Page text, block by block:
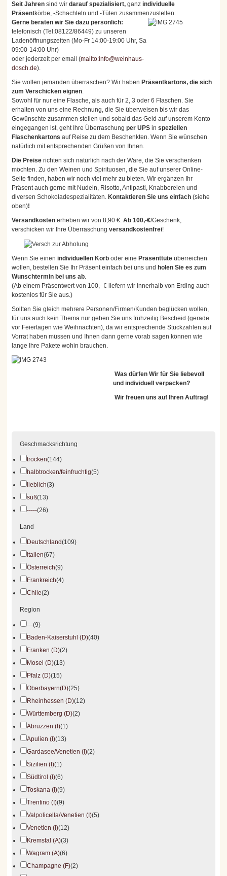
Seit Jahren sind wirdarauf spezialisiert, ganz individuelle
Präsentkörbe, -Schachteln und -Tüten zusammenzustellen.
Gerne beraten wir Sie dazu persönlich:
telefonisch (Tel:08122/86449) zu unseren
Ladenöffnungszeiten (Mo-Fr 14:00-19:00 Uhr, Sa
09:00-14:00 Uhr)
oder jederzeit per email (mailto:info@weinhaus-
dosch.de).
Sie wollen jemanden überraschen? Wir haben Präsentkartons, die sich
zum Verschicken eignen.
Sowohl für nur eine Flasche, als auch für 2, 3 oder 6 Flaschen. Sie
erhalten von uns eine Rechnung, die Sie überweisen bis wir das
Gewünschte zusammen stellen und sobald das Geld auf unserem Konto
eingegangen ist, geht Ihre Überraschungper UPS inspeziellen
Flaschenkartons auf Reise zu dem Beschenkten. Wenn Sie wünschen
natürlich mit entsprechenden Grüßen von Ihnen.
Die Preise richten sich natürlich nach der Ware, die Sie verschenken
möchten. Zu den Weinen und Spirituosen, die Sie auf unserer Online-
Seite finden, haben wir noch viel mehr zu bieten. Wir ergänzen Ihr
Präsent auch gerne mit Nudeln, Risotto, Antipasti, Knabbereien und
diversen Schokoladespezialitäten. Kontaktieren Sie uns einfach(siehe
oben)!
Versandkosten erheben wir von 8,90 €.Ab 100,-€/Geschenk,
verschicken wir Ihre Überraschungversandkostenfrei!
Wenn Sie einenindividuellen Korb oder eine Präsenttüte überreichen
wollen, bestellen Sie Ihr Präsent einfach bei uns und holen Sie es zum
Wunschtermin bei uns ab.
(Ab einem Präsentwert von 100,- € liefern wir innerhalb von Erding auch
kostenlos für Sie aus.)
Sollten Sie gleich mehrere Personen/Firmen/Kunden beglücken wollen,
für uns auch kein Thema nur geben Sie uns frühzeitig Bescheid (gerade
vor Feiertagen wie Weihnachten), da wir entsprechende Stückzahlen auf
Vorrat haben müssen und Ihnen dann gerne vorab sagen können wie
lange Ihre Pakete wohin brauchen.
Was dürfen Wir für Sie liebevoll
und individuell verpacken?
Wir freuen uns auf Ihren Auftrag!
Geschmacksrichtung
trocken(144)
halbtrocken/feinfruchtig(5)
lieblich(3)
süß(13)
-----(26)
Land
Deutschland(109)
Italien(67)
Österreich(9)
Frankreich(4)
Chile(2)
Region
---(9)
Baden-Kaiserstuhl (D)(40)
Franken (D)(2)
Mosel (D)(13)
Pfalz (D)(15)
Oberbayern(D)(25)
Rheinhessen (D)(12)
Württemberg (D)(2)
Abruzzen (I)(1)
Apulien (I)(13)
Gardasee/Venetien (I)(2)
Sizilien (I)(1)
Südtirol (I)(6)
Toskana (I)(9)
Trentino (I)(9)
Valpolicella/Venetien (I)(5)
Venetien (I)(12)
Kremstal (A)(3)
Wagram (A)(6)
Champagne (F)(2)